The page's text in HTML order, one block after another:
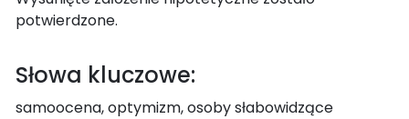
potwierdzone.
Słowa kluczowe:
samoocena, optymizm, osoby słabowidzące